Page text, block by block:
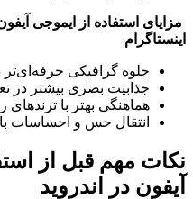
مزایای استفاده از ایموجی
اینستاگرام
جلوه گرافیکی
جذابیت بصری بیشتر در
هماهنگی بهتر با ترندهای
انتقال حس و احساسات
نکات مهم قبل از
آیفون در اندروید